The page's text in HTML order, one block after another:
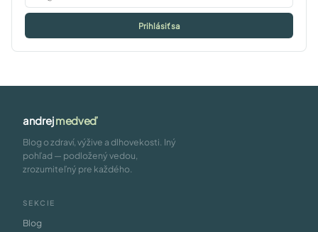
Prihlásiť sa
andrejmedveď
Blog o zdraví, výžive a dlhovekosti. Iný
pohľad — podložený vedou,
zrozumiteľný pre každého.
SEKCIE
Blog